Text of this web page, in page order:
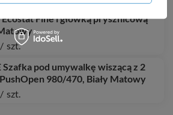
Puro Komplet prysznicowy 260 1jet
Fine i główką prysznicową
/ szt.
Szafka pod umywalkę wiszącą z 2
980/470, Biały Matowy
/ szt.